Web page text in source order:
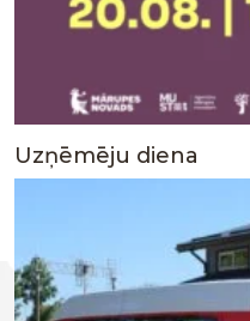
Uzņēmēju diena